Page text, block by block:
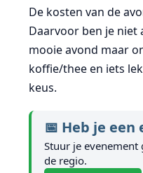
De kosten van de
Daarvoor ben je niet
mooie avond maar
koffie/thee en iets
keus.
📅 Heb je
Stuur je evenement
de regio.